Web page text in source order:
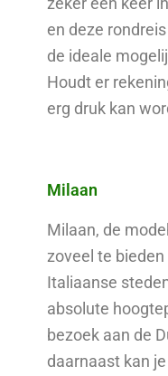
en deze
de ideale
Houdt er
erg druk kan
Milaan
Milaan, de
zoveel te
Italiaanse
absolute
bezoek aan de
daarnaast kan